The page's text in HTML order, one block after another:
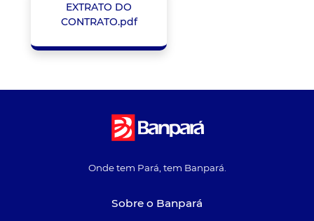
EXTRATO DO
CONTRATO.pdf
Onde tem Pará, tem Banpará.
Sobre o Banpará